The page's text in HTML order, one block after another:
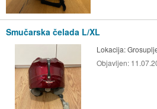
Smučarska čelada L/XL
Lokacija:
Objavljen: